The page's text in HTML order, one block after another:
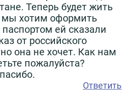
Теперь будет жить
мы хотим оформить
ей сказали
от российского
она не хочет. Как нам
пожалуйста?
Ответить